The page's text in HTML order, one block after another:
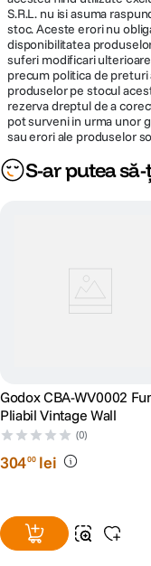
S.R.L. nu isi asuma
stoc. Aceste erori nu
disponibilitatea
suferi modificari
precum politica de
produselor pe stocul
rezerva dreptul de a
pot surveni in urma unor
sau erori ale produselor
S-ar putea să-
Godox CBA-WV0002
Pliabil Vintage Wall
(0)
30400 lei